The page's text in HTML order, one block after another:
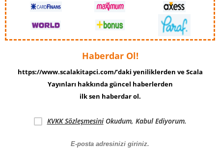
Haberdar Ol!
https://www.scalakitapci.com/’daki yeniliklerden ve Scala
Yayınları hakkında güncel haberlerden
ilk sen haberdar ol.
KVKK SözleşmesiniOkudum, Kabul Ediyorum.